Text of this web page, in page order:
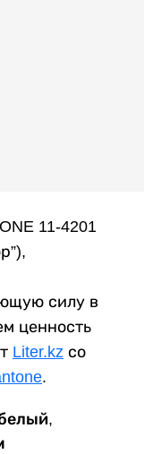
11-4201
силу в
ценность
Liter.kz со
.